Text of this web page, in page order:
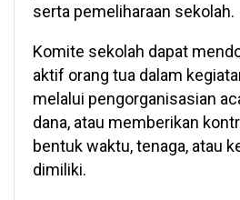
serta pemeliharaan sekolah.
Komite sekolah dapat
aktif orang tua dalam
melalui pengorganisasian
dana, atau memberikan
bentuk waktu, tenaga, atau
dimiliki.